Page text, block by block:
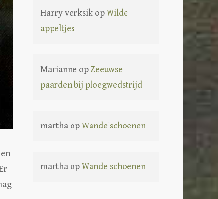
Harry verksikopWilde
appeltjes
Marianne opZeeuwse
paarden bij ploegwedstrijd
marthaopWandelschoenen
marthaopWandelschoenen